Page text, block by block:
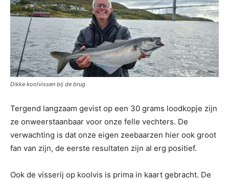
Dikke koolvissen bij de brug
Tergend langzaam gevist op een 30 grams loodkopje zijn
ze onweerstaanbaar voor onze felle vechters. De
verwachting is dat onze eigen zeebaarzen hier ook groot
fan van zijn, de eerste resultaten zijn al erg positief.
Ook de visserij op koolvis is prima in kaart gebracht. De